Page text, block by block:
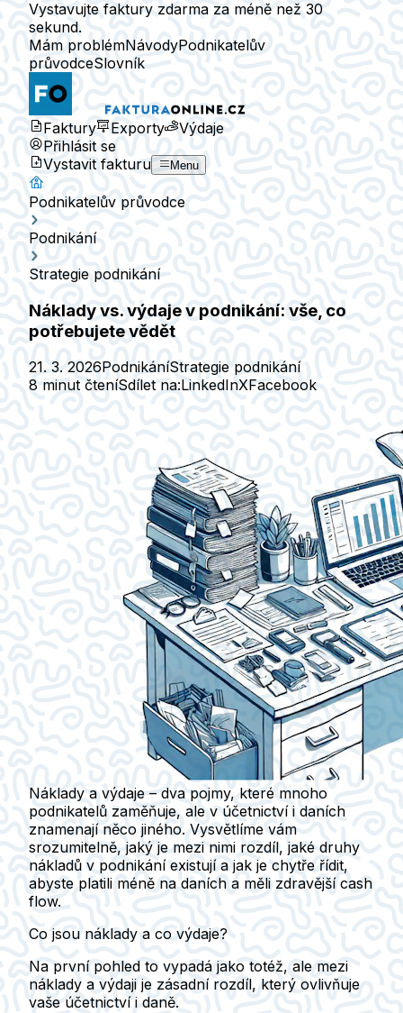
Vystavujte faktury zdarma za méně než 30
sekund.
Mám problémNávodyPodnikatelův
průvodceSlovník
Faktury Exporty
Výdaje
Přihlásit se
Vystavit fakturu
Menu
Podnikatelův průvodce
Podnikání
Strategie podnikání
Náklady vs. výdaje v podnikání: vše, co
potřebujete vědět
21. 3. 2026PodnikáníStrategie podnikání
8 minut čteníSdílet na:LinkedInXFacebook
Náklady a výdaje – dva pojmy, které mnoho
podnikatelů zaměňuje, ale v účetnictví i daních
znamenají něco jiného. Vysvětlíme vám
srozumitelně, jaký je mezi nimi rozdíl, jaké druhy
nákladů v podnikání existují a jak je chytře řídit,
abyste platili méně na daních a měli zdravější cash
flow.
Co jsou náklady a co výdaje?
Na první pohled to vypadá jako totéž, ale mezi
náklady a výdaji je zásadní rozdíl, který ovlivňuje
vaše účetnictví i daně.